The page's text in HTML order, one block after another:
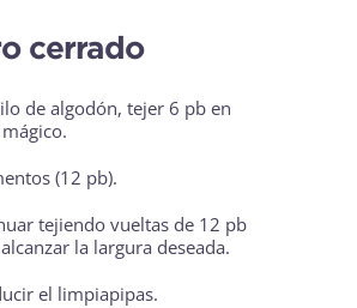
cerrado
de algodón, tejer 6 pb en
(12 pb).
tejiendo vueltas de 12 pb
la largura deseada.
el limpiapipas.